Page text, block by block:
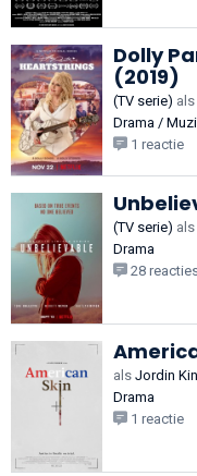
Dolly
(2019)
(TV serie) als
Drama /
1 reactie
(TV serie) als
Drama
28
als Jordin
Drama
1 reactie